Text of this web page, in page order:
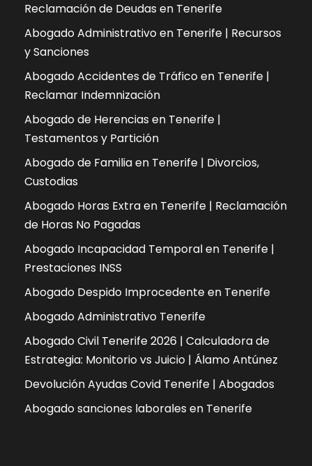
Reclamación de Deudas en Tenerife
Abogado Administrativo en Tenerife | Recursos
y Sanciones
Abogado Accidentes de Tráfico en Tenerife |
Reclamar Indemnización
Abogado de Herencias en Tenerife |
Testamentos y Partición
Abogado de Familia en Tenerife | Divorcios,
Custodias
Abogado Horas Extra en Tenerife | Reclamación
de Horas No Pagadas
Abogado Incapacidad Temporal en Tenerife |
Prestaciones INSS
Abogado Despido Improcedente en Tenerife
Abogado Administrativo Tenerife
Abogado Civil Tenerife 2026 | Calculadora de
Estrategia: Monitorio vs Juicio | Álamo Antúnez
Devolución Ayudas Covid Tenerife | Abogados
Abogado sanciones laborales en Tenerife